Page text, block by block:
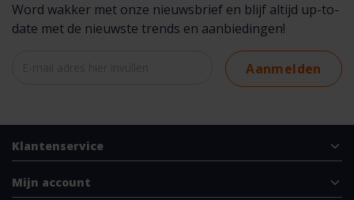
Word wakker met onze nieuwsbrief en blijf altijd up-to-
date met de nieuwste trends en aanbiedingen!
Aanmelden
Klantenservice
Mijn account